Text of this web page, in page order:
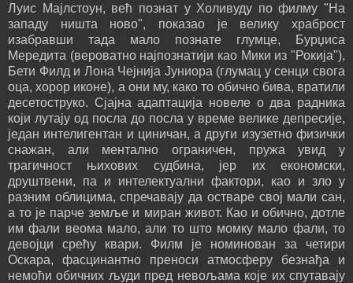
Луис Мајлстоун, већ познат у Холивуду по филму "На
западу ништа ново", показао је велику храброст
изабравши тада мало познате глумце, Бурџиса
Мередита (вероватно најпознатији као Мики из "Рокија"),
Бети Филд и Лона Чејнија Јуниора (глумац у сенци свога
оца, хорор иконе), а они му, како то обично бива, вратили
десетоструко. Сјајна адаптација новеле о два радника
који лутају од посла до посла у време велике депресије,
један интелигентан и циничан, а други изузетно физички
снажан, али ментално ограничен, пружа увид у
трагичност њихових судбина, јер их економски,
друштвени, па и интелектуални фактори, као и зло у
разним облицима, спречавају да остваре свој мали сан,
а то је парче земље и миран живот. Као и обично, дотле
им фали веома мало, али то што момку мало фали, то
девојци срећу квари. Филм је номинован за четири
Оскара, фасцинантно преноси атмосферу безнађа и
немоћи обичних људи пред невољама које их спутавају